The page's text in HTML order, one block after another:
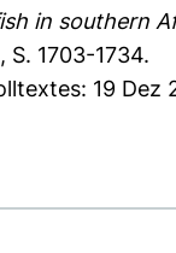
in southern
S. 1703-1734.
19 Dez